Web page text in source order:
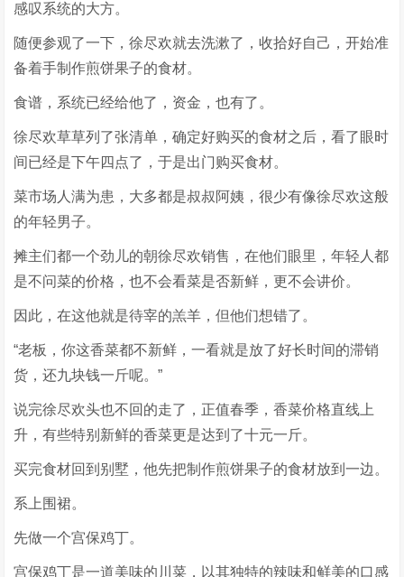
感叹系统的大方。
随便参观了一下，徐尽欢就去洗漱了，收拾好自己，开始准
备着手制作煎饼果子的食材。
食谱，系统已经给他了，资金，也有了。
徐尽欢草草列了张清单，确定好购买的食材之后，看了眼时
间已经是下午四点了，于是出门购买食材。
菜市场人满为患，大多都是叔叔阿姨，很少有像徐尽欢这般
的年轻男子。
摊主们都一个劲儿的朝徐尽欢销售，在他们眼里，年轻人都
是不问菜的价格，也不会看菜是否新鲜，更不会讲价。
因此，在这他就是待宰的羔羊，但他们想错了。
“老板，你这香菜都不新鲜，一看就是放了好长时间的滞销
货，还九块钱一斤呢。”
说完徐尽欢头也不回的走了，正值春季，香菜价格直线上
升，有些特别新鲜的香菜更是达到了十元一斤。
买完食材回到别墅，他先把制作煎饼果子的食材放到一边。
系上围裙。
先做一个宫保鸡丁。
宫保鸡丁是一道美味的川菜，以其独特的辣味和鲜美的口感